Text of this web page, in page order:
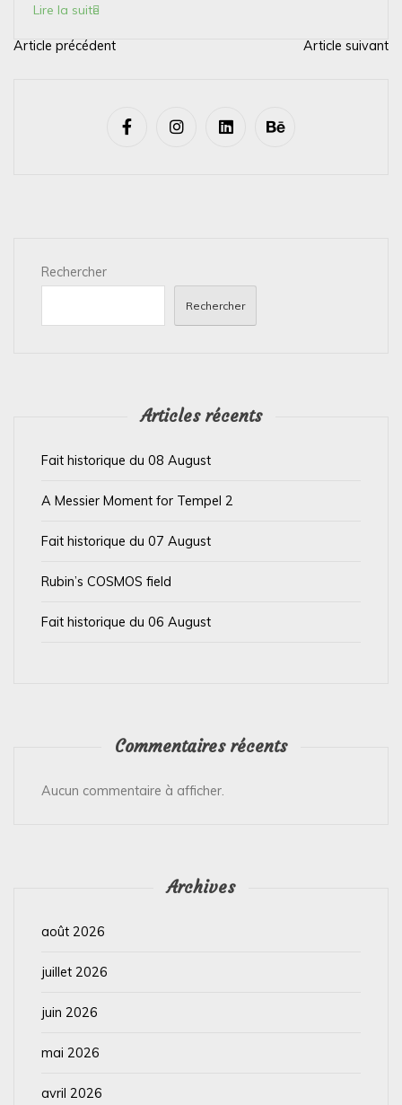
Lire la suite
N
Article précédent Article suivant
Rechercher
Rechercher
Articles récents
Fait historique du 08 August
A Messier Moment for Tempel 2
Fait historique du 07 August
Rubin’s COSMOS field
Fait historique du 06 August
Commentaires récents
Aucun commentaire à afficher.
Archives
août 2026
juillet 2026
juin 2026
mai 2026
avril 2026